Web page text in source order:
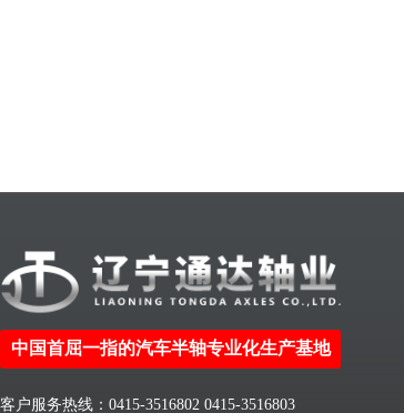
中国首屈一指的汽车半轴专业化生产基地
客户服务热线：0415-3516802 0415-3516803